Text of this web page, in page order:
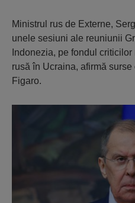
Ministrul rus de Externe,
unele sesiuni ale reuniunii
Indonezia, pe fondul
rusă în Ucraina, afirmă
Figaro.